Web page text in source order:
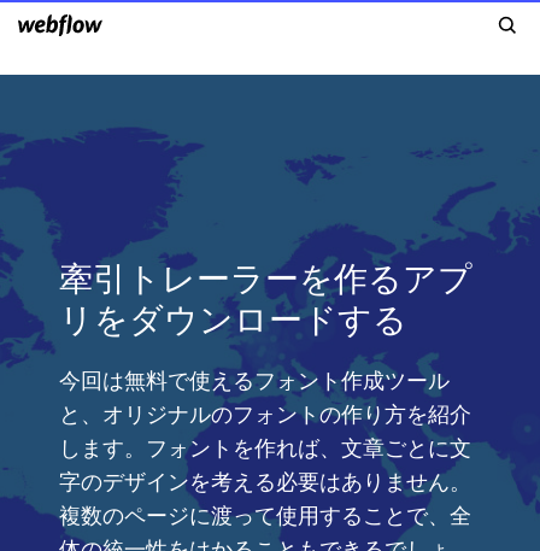
牽引トレーラーを作るアプ
リをダウンロードする
今回は無料で使えるフォント作成ツール
と、オリジナルのフォントの作り方を紹介
します。フォントを作れば、文章ごとに文
字のデザインを考える必要はありません。
複数のページに渡って使用することで、全